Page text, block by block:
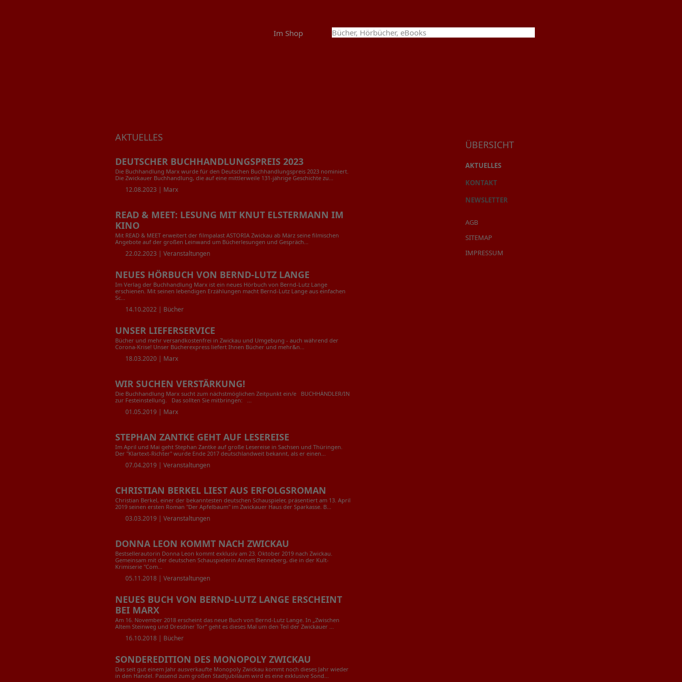
Im Shop
AKTUELLES
DEUTSCHER BUCHHANDLUNGSPREIS 2023
Die Buchhandlung Marx wurde für den Deutschen Buchhandlungspreis 2023 nominiert.
Die Zwickauer Buchhandlung, die auf eine mittlerweile 131-jährige Geschichte zu...
12.08.2023 | Marx
READ & MEET: LESUNG MIT KNUT ELSTERMANN IM
KINO
Mit READ & MEET erweitert der filmpalast ASTORIA Zwickau ab März seine filmischen
Angebote auf der großen Leinwand um Bücherlesungen und Gespräch...
22.02.2023 | Veranstaltungen
NEUES HÖRBUCH VON BERND-LUTZ LANGE
Im Verlag der Buchhandlung Marx ist ein neues Hörbuch von Bernd-Lutz Lange
erschienen. Mit seinen lebendigen Erzählungen macht Bernd-Lutz Lange aus einfachen
Sc...
14.10.2022 | Bücher
UNSER LIEFERSERVICE
Bücher und mehr versandkostenfrei in Zwickau und Umgebung - auch während der
Corona-Krise! Unser Bücherexpress liefert Ihnen Bücher und mehr&n...
18.03.2020 | Marx
WIR SUCHEN VERSTÄRKUNG!
Die Buchhandlung Marx sucht zum nächstmöglichen Zeitpunkt ein/e BUCHHÄNDLER/IN
zur Festeinstellung. Das sollten Sie mitbringen: ...
01.05.2019 | Marx
STEPHAN ZANTKE GEHT AUF LESEREISE
Im April und Mai geht Stephan Zantke auf große Lesereise in Sachsen und Thüringen.
Der "Klartext-Richter" wurde Ende 2017 deutschlandweit bekannt, als er einen...
07.04.2019 | Veranstaltungen
CHRISTIAN BERKEL LIEST AUS ERFOLGSROMAN
Christian Berkel, einer der bekanntesten deutschen Schauspieler, präsentiert am 13. April
2019 seinen ersten Roman "Der Apfelbaum" im Zwickauer Haus der Sparkasse. B...
03.03.2019 | Veranstaltungen
DONNA LEON KOMMT NACH ZWICKAU
Bestsellerautorin Donna Leon kommt exklusiv am 23. Oktober 2019 nach Zwickau.
Gemeinsam mit der deutschen Schauspielerin Annett Renneberg, die in der Kult-
Krimiserie "Com...
05.11.2018 | Veranstaltungen
NEUES BUCH VON BERND-LUTZ LANGE ERSCHEINT
BEI MARX
Am 16. November 2018 erscheint das neue Buch von Bernd-Lutz Lange. In „Zwischen
Altem Steinweg und Dresdner Tor“ geht es dieses Mal um den Teil der Zwickauer ...
16.10.2018 | Bücher
SONDEREDITION DES MONOPOLY ZWICKAU
Das seit gut einem Jahr ausverkaufte Monopoly Zwickau kommt noch dieses Jahr wieder
in den Handel. Passend zum großen Stadtjubiläum wird es eine exklusive Sond...
ÜBERSICHT
AKTUELLES
KONTAKT
NEWSLETTER
AGB
SITEMAP
IMPRESSUM